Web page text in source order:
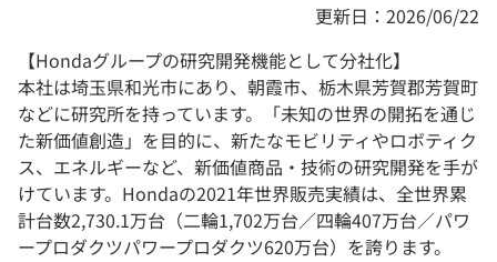
更新日：2026/06/22
【Hondaグループの研究開発機能として分社化】
本社は埼玉県和光市にあり、朝霞市、栃木県芳賀郡芳賀町
などに研究所を持っています。「未知の世界の開拓を通じ
た新価値創造」を目的に、新たなモビリティやロボティク
ス、エネルギーなど、新価値商品・技術の研究開発を手が
けています。Hondaの2021年世界販売実績は、全世界累
計台数2,730.1万台（二輪1,702万台／四輪407万台／パワ
ープロダクツパワープロダクツ620万台）を誇ります。